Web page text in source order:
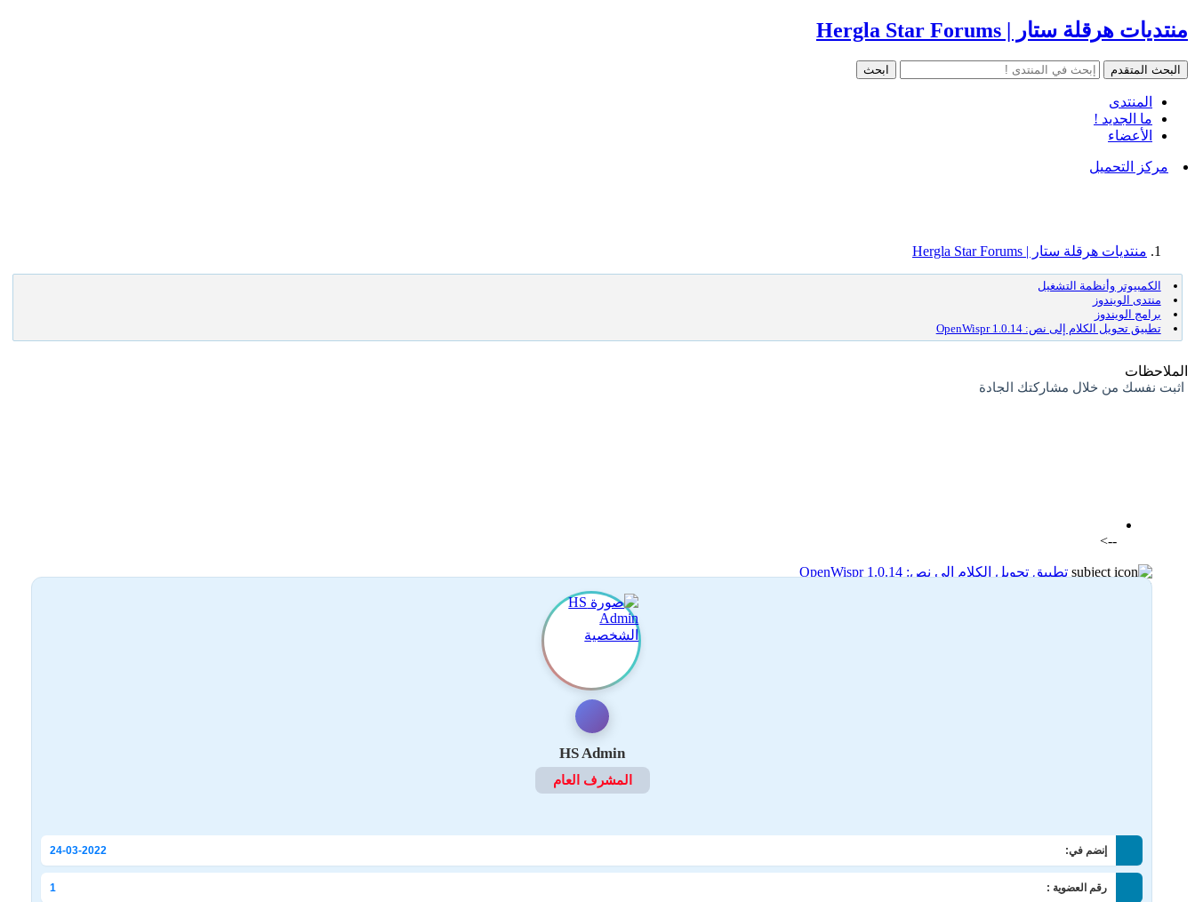
منتديات هرقلة ستار | Hergla Star Forums
المنتدى
ما الجديد !
الأعضاء
مركز التحميل
منتديات هرقلة ستار | Hergla Star Forums
الكمبيوتر وأنظمة التشغيل
منتدى الويندوز
برامج الويندوز
تطبيق تحويل الكلام إلى نص: OpenWispr 1.0.14
الملاحظات
اثبت نفسك من خلال مشاركتك الجادة
-->
تطبيق تحويل الكلام إلى نص: OpenWispr 1.0.14
03-01-2026 10:35
HS Admin
المشرف العام
إنضم في: 24-03-2022
رقم العضوية : 1